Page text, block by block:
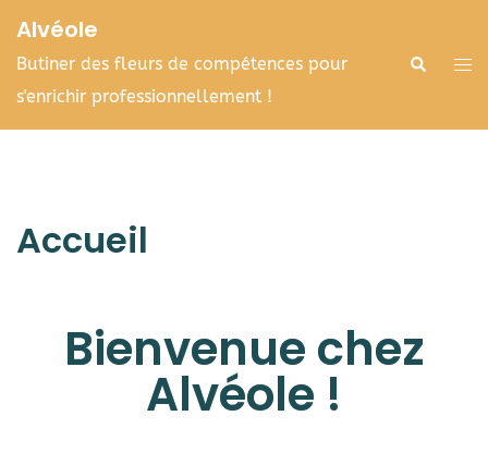
Alvéole
Butiner des fleurs de compétences pour
s'enrichir professionnellement !
Accueil
Bienvenue chez
Alvéole !